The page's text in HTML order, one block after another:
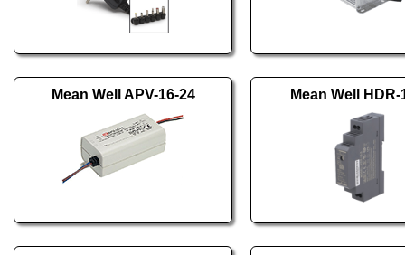
Mean Well APV-16-24 Mean Well HDR-